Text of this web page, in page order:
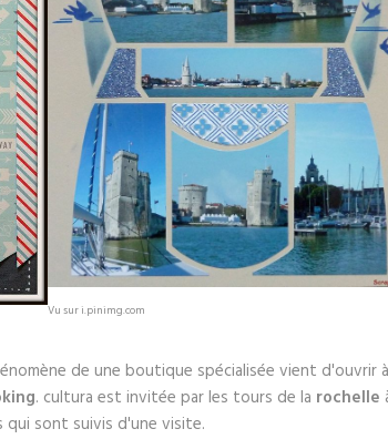
Vu sur i.pinimg.com
de une boutique spécialisée vient d'ouvrir
. cultura est invitée par les tours de la rochelle
qui sont suivis d'une visite.